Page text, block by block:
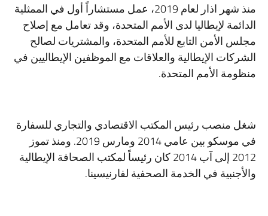
منذ شهر اذار لعام 2019، عمل مستشاراً أول في الممثلية
الدائمة لإيطاليا لدى الأمم المتحدة، وقد تعامل مع إصلاح
مجلس الأمن التابع للأمم المتحدة، والمشتريات لصالح
الشركات الإيطالية والعلاقات مع الموظفين الإيطاليين في
منظومة الأمم المتحدة.
شغل منصب رئيس المكتب الاقتصادي والتجاري للسفارة
في موسكو بين عامي 2014 ومارس 2019. ومنذ تموز
2012 إلى آب 2014 كان رئيساً لمكتب الصحافة الإيطالية
والأجنبية في الخدمة الصحفية لفارنيسينا.